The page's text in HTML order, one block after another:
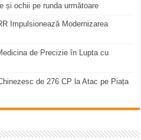
și ochii pe runda următoare
Impulsionează Modernizarea
de Precizie în Lupta cu
de 276 CP la Atac pe Piața